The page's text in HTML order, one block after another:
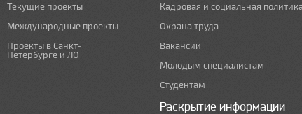
Текущие проекты
Международные проекты
Проекты в Санкт-
Петербурге и ЛО
Кадровая и социальная
Охрана труда
Вакансии
Молодым специалистам
Студентам
Раскрытие информации